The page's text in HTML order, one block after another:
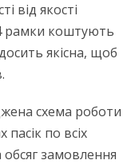
від якості
рамки коштують
якісна, щоб
схема роботи
по всіх
замовлення